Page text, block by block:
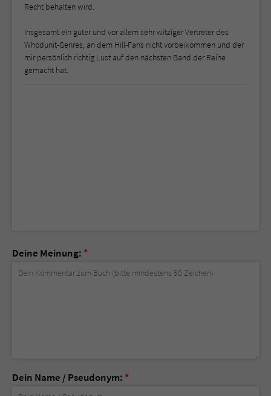
Recht behalten wird.
Insgesamt ein guter und vor allem sehr witziger Vertreter des
Whodunit-Genres, an dem Hill-Fans nicht vorbeikommen und der
mir persönlich richtig Lust auf den nächsten Band der Reihe
gemacht hat.
Deine Meinung: *
Dein Name / Pseudonym: *